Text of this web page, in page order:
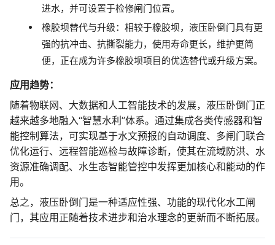
进水，并可设置于检修闸门位置。
橡胶坝替代与升级：相较于橡胶坝，液压卧倒门具有更
强的抗冲击、抗撕裂能力，使用寿命更长，维护更简
便，正在成为许多橡胶坝项目的优选替代或升级方案。
应用趋势：
随着物联网、大数据和人工智能技术的发展，液压卧倒门正
越来越多地融入“智慧水利”体系。通过集成各类传感器和智
能控制算法，可实现基于水文预报的自动调度、多闸门联合
优化运行、远程智能巡检与故障诊断，使其在流域防洪、水
资源准确调配、水生态智能管控中发挥更加核心和能动的作
用。
总之，液压卧倒门是一种适应性强、功能的现代化水工闸
门，其应用正随着技术进步和治水理念的更新而不断拓展。